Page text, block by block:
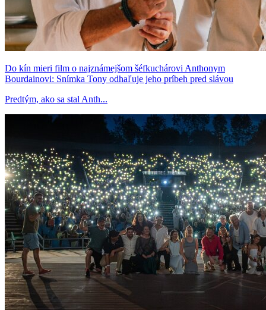
Do kín mieri film o najznámejšom šéfkuchárovi Anthonym
Bourdainovi: Snímka Tony odhaľuje jeho príbeh pred slávou
Predtým, ako sa stal Anth...